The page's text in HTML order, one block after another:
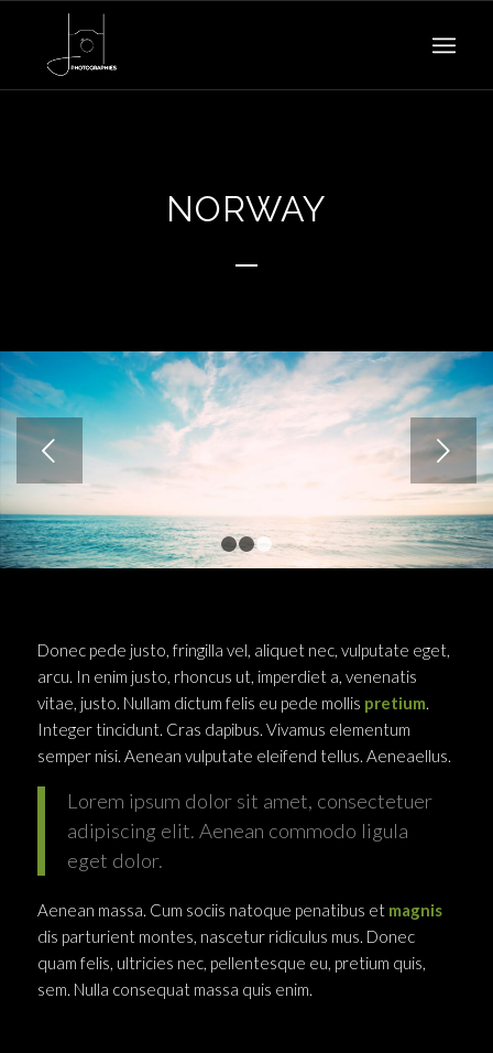
NORWAY
Suivant
1 2 3
Donec pede justo, fringilla vel, aliquet nec, vulputate eget,
arcu. In enim justo, rhoncus ut, imperdiet a, venenatis
vitae, justo. Nullam dictum felis eu pede mollis pretium.
Integer tincidunt. Cras dapibus. Vivamus elementum
semper nisi. Aenean vulputate eleifend tellus. Aeneaellus.
Lorem ipsum dolor sit amet, consectetuer
adipiscing elit. Aenean commodo ligula
eget dolor.
Aenean massa. Cum sociis natoque penatibus et magnis
dis parturient montes, nascetur ridiculus mus. Donec
quam felis, ultricies nec, pellentesque eu, pretium quis,
sem. Nulla consequat massa quis enim.